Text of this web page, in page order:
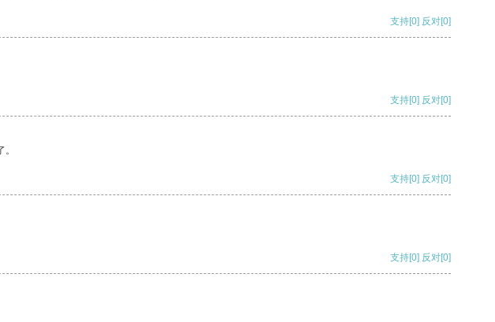
支持[0] 反对[0]
支持[0] 反对[0]
支持[0] 反对[0]
支持[0] 反对[0]